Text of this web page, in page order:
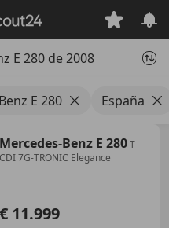
E 280 de 2008
E 280 España
Mercedes-Benz E 280T
CDI 7G-TRONIC Elegance
€ 11.999